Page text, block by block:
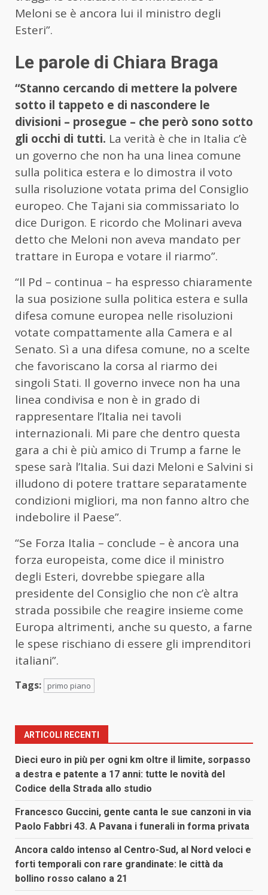
Meloni se è ancora lui il ministro degli
Esteri”.
Le parole di Chiara Braga
“Stanno cercando di mettere la polvere
sotto il tappeto e di nascondere le
divisioni – prosegue – che però sono sotto
gli occhi di tutti. La verità è che in Italia c’è
un governo che non ha una linea comune
sulla politica estera e lo dimostra il voto
sulla risoluzione votata prima del Consiglio
europeo. Che Tajani sia commissariato lo
dice Durigon. E ricordo che Molinari aveva
detto che Meloni non aveva mandato per
trattare in Europa e votare il riarmo”.
“Il Pd – continua – ha espresso chiaramente
la sua posizione sulla politica estera e sulla
difesa comune europea nelle risoluzioni
votate compattamente alla Camera e al
Senato. Sì a una difesa comune, no a scelte
che favoriscano la corsa al riarmo dei
singoli Stati. Il governo invece non ha una
linea condivisa e non è in grado di
rappresentare l’Italia nei tavoli
internazionali. Mi pare che dentro questa
gara a chi è più amico di Trump a farne le
spese sarà l’Italia. Sui dazi Meloni e Salvini si
illudono di potere trattare separatamente
condizioni migliori, ma non fanno altro che
indebolire il Paese”.
“Se Forza Italia – conclude – è ancora una
forza europeista, come dice il ministro
degli Esteri, dovrebbe spiegare alla
presidente del Consiglio che non c’è altra
strada possibile che reagire insieme come
Europa altrimenti, anche su questo, a farne
le spese rischiano di essere gli imprenditori
italiani”.
Tags: primo piano
ARTICOLI RECENTI
Dieci euro in più per ogni km oltre il limite, sorpasso
a destra e patente a 17 anni: tutte le novità del
Codice della Strada allo studio
Francesco Guccini, gente canta le sue canzoni in via
Paolo Fabbri 43. A Pavana i funerali in forma privata
Ancora caldo intenso al Centro-Sud, al Nord veloci e
forti temporali con rare grandinate: le città da
bollino rosso calano a 21